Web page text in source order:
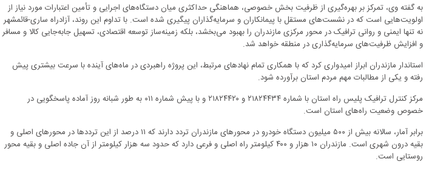
به گفته وی، تمرکز بر بهره‌گیری از ظرفیت بخش خصوصی، هماهنگی حداکثری میان دستگاه‌های اجرایی و تأمین اعتبارات مورد نیاز از
اولویت‌هایی است که در نشست‌های مستقل با پیمانکاران و سرمایه‌گذاران پیگیری شده است. با تداوم این روند، آزادراه ساری-قائمشهر
نه تنها ایمنی و روانی ترافیک در محور مرکزی مازندران را بهبود می‌بخشد، بلکه زمینه‌ساز توسعه اقتصادی، تسهیل جابه‌جایی کالا و مسافر
و افزایش ظرفیت‌های سرمایه‌گذاری در منطقه خواهد شد.
استاندار مازندران ابراز امیدواری کرد که با همکاری تمام نهادهای مرتبط، این پروژه راهبردی در ماه‌های آینده با سرعت بیشتری پیش
رفته و یکی از مطالبات مهم مردم استان برآورده شود.
مرکز کنترل ترافیک پلیس راه استان با شماره ۲۱۸۲۴۴۳۴ و ۲۱۸۲۴۴۲۰ و با پیش شماره ۰۱۱ به طور شبانه روز آماده پاسخگویی در
خصوص وضعیت راه‌های استان است.
برابر آمار، سالانه بیش از ۵۰۰ میلیون دستگاه خودرو در محورهای مازندران تردد دارند که ۱۱ درصد از این ترددها در محورهای اصلی و
بقیه درون شهری است. مازندران ۱۰ هزار و ۴۰۰ کیلومتر راه اصلی و فرعی دارد که حدود سه هزار کیلومتر از آن جاده اصلی و بقیه محور
روستایی است.